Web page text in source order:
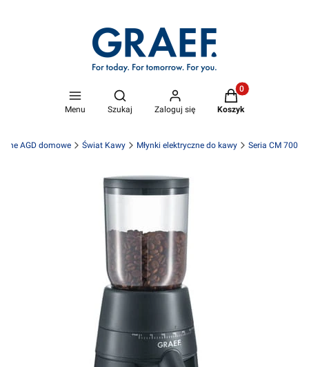
Menu
Otwórz wyszukiwarkę
Szukaj Zaloguj się
Produkty w
Koszyk
AGD domowe Świat Kawy Młynki elektryczne do kawy Seria CM 700